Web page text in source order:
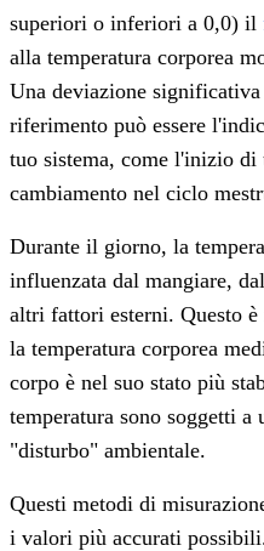
superiori o inferiori a 0,0) il
alla temperatura corporea
Una deviazione
riferimento può essere
tuo sistema, come l'inizio di
cambiamento nel ciclo
Durante il giorno, la
influenzata dal mangiare,
altri fattori esterni. Questo
la temperatura corporea
corpo è nel suo stato più
temperatura sono soggetti
"disturbo" ambientale.
Questi metodi di
i valori più accurati